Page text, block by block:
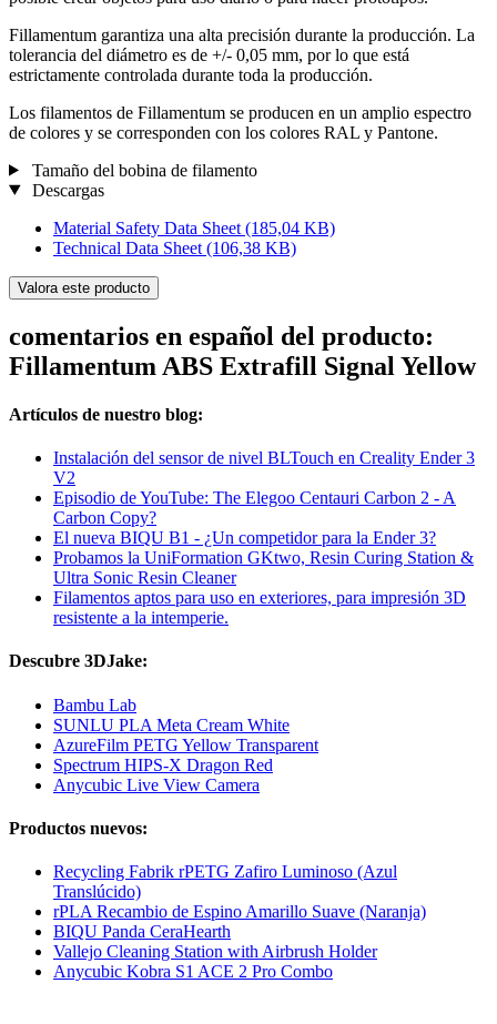
Fillamentum garantiza una alta precisión durante la producción. La
tolerancia del diámetro es de +/- 0,05 mm, por lo que está
estrictamente controlada durante toda la producción.
Los filamentos de Fillamentum se producen en un amplio espectro
de colores y se corresponden con los colores RAL y Pantone.
Tamaño del bobina de filamento
Descargas
Material Safety Data Sheet (185,04 KB)
Technical Data Sheet (106,38 KB)
Valora este producto
comentarios en español del producto:
Fillamentum ABS Extrafill Signal Yellow
Artículos de nuestro blog:
Instalación del sensor de nivel BLTouch en Creality Ender 3
V2
Episodio de YouTube: The Elegoo Centauri Carbon 2 - A
Carbon Copy?
El nueva BIQU B1 - ¿Un competidor para la Ender 3?
Probamos la UniFormation GKtwo, Resin Curing Station &
Ultra Sonic Resin Cleaner
Filamentos aptos para uso en exteriores, para impresión 3D
resistente a la intemperie.
Descubre 3DJake:
Bambu Lab
SUNLU PLA Meta Cream White
AzureFilm PETG Yellow Transparent
Spectrum HIPS-X Dragon Red
Anycubic Live View Camera
Productos nuevos:
Recycling Fabrik rPETG Zafiro Luminoso (Azul
Translúcido)
rPLA Recambio de Espino Amarillo Suave (Naranja)
BIQU Panda CeraHearth
Vallejo Cleaning Station with Airbrush Holder
Anycubic Kobra S1 ACE 2 Pro Combo